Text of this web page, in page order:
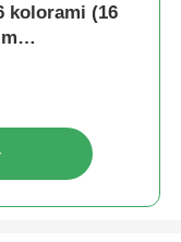
kolorami (16